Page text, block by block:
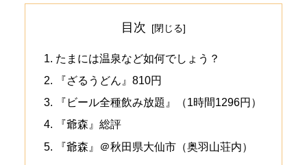
目次
たまには温泉など如何でしょう？
『ざるうどん』810円
『ビール全種飲み放題』（1時間1296円）
『爺森』総評
『爺森』＠秋田県大仙市（奥羽山荘内）